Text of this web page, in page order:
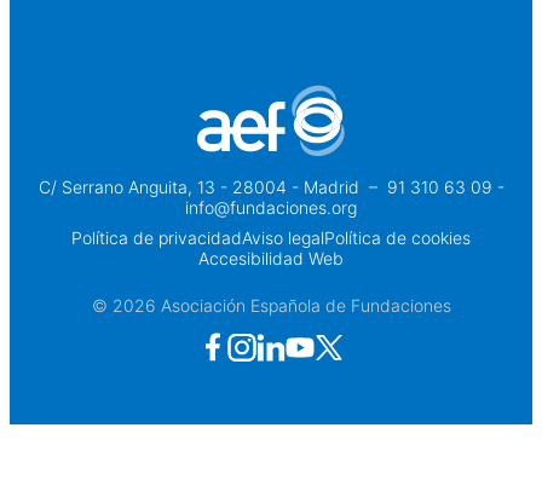
C/ Serrano Anguita, 13 - 28004 - Madrid – 91 310 63 09 -
info@fundaciones.org
Política de privacidadAviso legalPolítica de cookies
Accesibilidad Web
© 2026 Asociación Española de Fundaciones